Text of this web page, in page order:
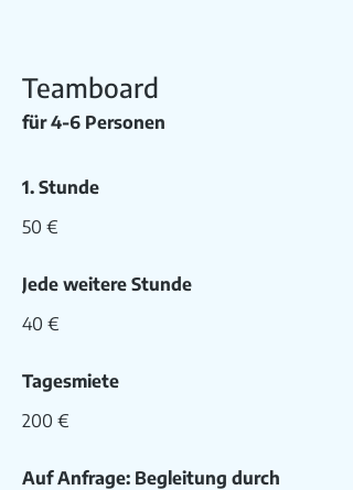
Teamboard
für 4-6 Personen
1. Stunde
50 €
Jede weitere Stunde
40 €
Tagesmiete
200 €
Auf Anfrage: Begleitung durch